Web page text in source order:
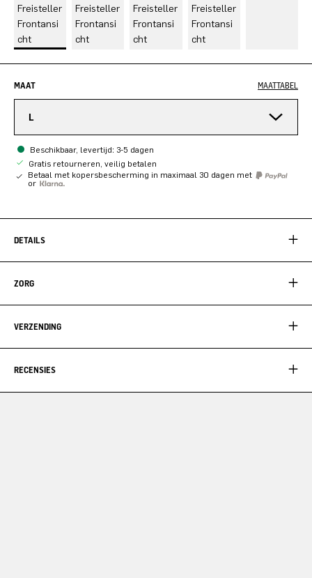
MAAT MAATTABEL
L
Beschikbaar, levertijd: 3-5 dagen
Gratis retourneren, veilig betalen
Betaal met kopersbescherming in maximaal 30 dagen met
or
DETAILS
ZORG
VERZENDING
RECENSIES